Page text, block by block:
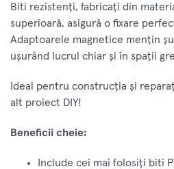
Biti rezistenți, fabricați din
superioară, asigură o fixare
Adaptoarele magnetice mențin
ușurând lucrul chiar și în spații
Ideal pentru construcția și
alt proiect DIY!
Beneficii cheie:
Include cei mai folosiți biti